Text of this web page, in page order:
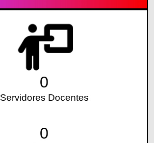
0
Servidores Docentes
0